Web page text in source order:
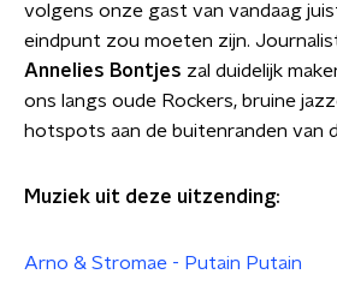
volgens onze gast van vandaag
eindpunt zou moeten zijn.
Annelies Bontjes zal duidelijk
ons langs oude Rockers, bruine
hotspots aan de buitenranden van
Muziek uit deze uitzending:
Arno & Stromae - Putain Putain